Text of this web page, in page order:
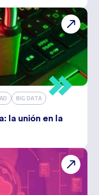
BIG DATA
la unión en la